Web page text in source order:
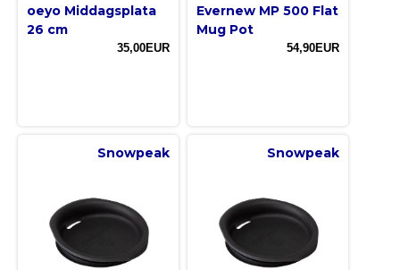
oeyo Middagsplata
26 cm
35,00EUR
Evernew MP 500 Flat
Mug Pot
54,90EUR
Snowpeak Snowpeak